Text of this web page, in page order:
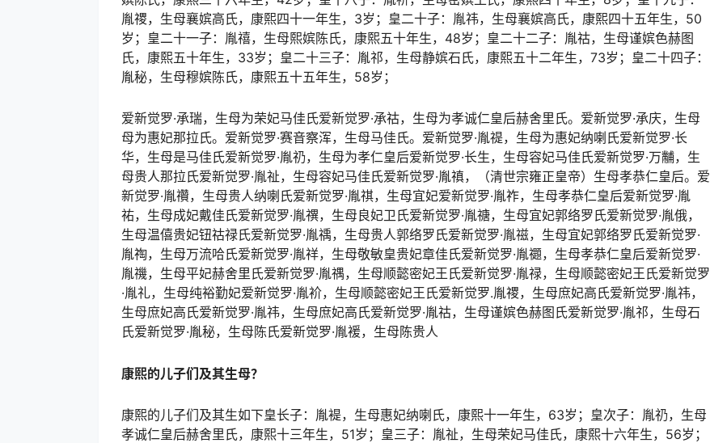
胤禝，生母襄嫔高氏，康熙四十一年生，3岁；皇二十子：胤祎，生母襄嫔高氏，康熙四十五年生，50
岁；皇二十一子：胤禧，生母熙嫔陈氏，康熙五十年生，48岁；皇二十二子：胤祜，生母谨嫔色赫图
氏，康熙五十年生，33岁；皇二十三子：胤祁，生母静嫔石氏，康熙五十二年生，73岁；皇二十四子：
胤秘，生母穆嫔陈氏，康熙五十五年生，58岁；
爱新觉罗·承瑞，生母为荣妃马佳氏爱新觉罗·承祜，生母为孝诚仁皇后赫舍里氏。爱新觉罗·承庆，生母
母为惠妃那拉氏。爱新觉罗·赛音察浑，生母马佳氏。爱新觉罗·胤禔，生母为惠妃纳喇氏爱新觉罗·长
华，生母是马佳氏爱新觉罗·胤礽，生母为孝仁皇后爱新觉罗·长生，生母容妃马佳氏爱新觉罗·万黼，生
母贵人那拉氏爱新觉罗·胤祉，生母容妃马佳氏爱新觉罗·胤禛，（清世宗雍正皇帝）生母孝恭仁皇后。爱
新觉罗·胤禶，生母贵人纳喇氏爱新觉罗·胤祺，生母宜妃爱新觉罗·胤祚，生母孝恭仁皇后爱新觉罗·胤
祐，生母成妃戴佳氏爱新觉罗·胤禩，生母良妃卫氏爱新觉罗·胤禟，生母宜妃郭络罗氏爱新觉罗·胤俄，
生母温僖贵妃钮祜禄氏爱新觉罗·胤䄔，生母贵人郭络罗氏爱新觉罗·胤禌，生母宜妃郭络罗氏爱新觉罗·
胤祹，生母万流哈氏爱新觉罗·胤祥，生母敬敏皇贵妃章佳氏爱新觉罗·胤禵，生母孝恭仁皇后爱新觉罗·
胤禨，生母平妃赫舍里氏爱新觉罗·胤禑，生母顺懿密妃王氏爱新觉罗·胤禄，生母顺懿密妃王氏爱新觉罗
·胤礼，生母纯裕勤妃爱新觉罗·胤衸，生母顺懿密妃王氏爱新觉罗.胤禝，生母庶妃高氏爱新觉罗·胤祎，
生母庶妃高氏爱新觉罗·胤祎，生母庶妃高氏爱新觉罗·胤祜，生母谨嫔色赫图氏爱新觉罗·胤祁，生母石
氏爱新觉罗·胤秘，生母陈氏爱新觉罗·胤褑，生母陈贵人
康熙的儿子们及其生母？
康熙的儿子们及其生如下皇长子：胤褆，生母惠妃纳喇氏，康熙十一年生，63岁；皇次子：胤礽，生母
孝诚仁皇后赫舍里氏，康熙十三年生，51岁；皇三子：胤祉，生母荣妃马佳氏，康熙十六年生，56岁；